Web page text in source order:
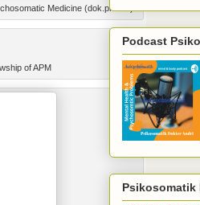
Medicine (dok.pribadi)
of APM
Podcast
Psikosomatik